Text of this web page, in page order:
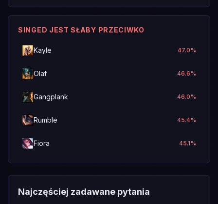
SINGED JEST SŁABY PRZECIWKO
Kayle 47.0%
Olaf 46.6%
Gangplank 46.0%
Rumble 45.4%
Fiora 45.1%
Najczęściej zadawane pytania